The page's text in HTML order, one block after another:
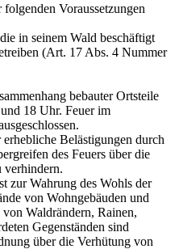
Voraussetzungen
in seinem Wald beschäftigt
(Art. 17 Abs. 4 Nummer
bebauter Ortsteile
18 Uhr. Feuer im
Belästigungen durch
des Feuers über die
verhindern.
zur Wahrung des Wohls der
von Wohngebäuden und
Waldrändern, Rainen,
Gegenständen sind
über die Verhütung von